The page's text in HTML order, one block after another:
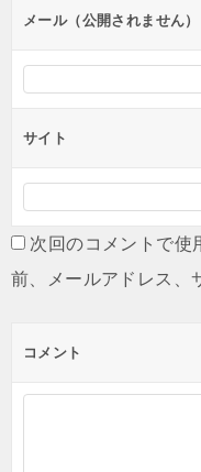
ンメール（公開されません）
サイト
次回のコメントで使
前、メールアドレス、
コメント